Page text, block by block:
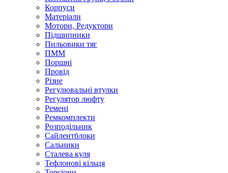
Корпуси
Матеріали
Мотори, Редуктори
Підшипники
Пильовики тяг
ПММ
Поршні
Провід
Різне
Регулювальні втулки
Регулятор люфту
Ремені
Ремкомплекти
Розподільник
Сайлентблоки
Сальники
Сталева куля
Тефлонові кільця